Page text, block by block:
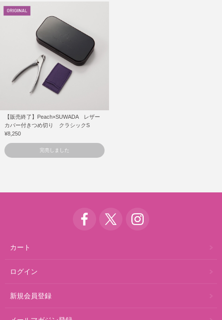
【販売終了】Peach×SUWADA レザー
カバー付きつめ切り クラシックS
¥8,250
完売しました
カート
ログイン
新規会員登録